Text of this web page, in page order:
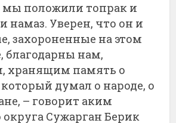
мы положили топрак и
намаз. Уверен, что он и
захороненные на этом
благодарны нам,
хранящим память о
который думал о народе, о
– говорит аким
округа Сужарган Берик